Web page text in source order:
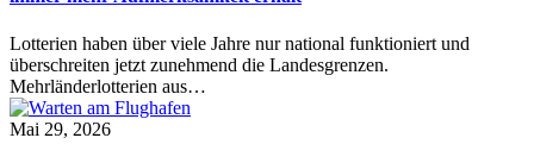
Lotterien haben über viele Jahre nur national funktioniert und
überschreiten jetzt zunehmend die Landesgrenzen.
Mehrländerlotterien aus…
Mai 29, 2026